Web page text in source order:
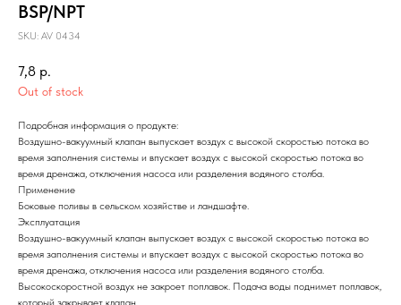
BSP/NPT
SKU: AV 0434
7,8 р.
Out of stock
Подробная информация о продукте:
Воздушно-вакуумный клапан выпускает воздух с высокой скоростью потока во
время заполнения системы и впускает воздух с высокой скоростью потока во
время дренажа, отключения насоса или разделения водяного столба.
Применение
Боковые поливы в сельском хозяйстве и ландшафте.
Эксплуатация
Воздушно-вакуумный клапан выпускает воздух с высокой скоростью потока во
время заполнения системы и впускает воздух с высокой скоростью потока во
время дренажа, отключения насоса или разделения водяного столба.
Высокоскоростной воздух не закроет поплавок. Подача воды поднимет поплавок,
который закрывает клапан.